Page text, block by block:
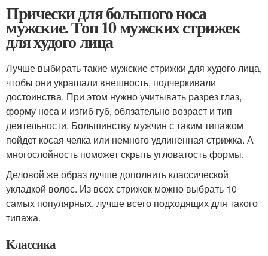
Прически для большого носа
мужские. Топ 10 мужских стрижек
для худого лица
Лучше выбирать такие мужские стрижки для худого лица,
чтобы они украшали внешность, подчеркивали
достоинства. При этом нужно учитывать разрез глаз,
форму носа и изгиб губ, обязательно возраст и тип
деятельности. Большинству мужчин с таким типажом
пойдет косая челка или немного удлиненная стрижка. А
многослойность поможет скрыть угловатость формы.
Деловой же образ лучше дополнить классической
укладкой волос. Из всех стрижек можно выбрать 10
самых популярных, лучше всего подходящих для такого
типажа.
Классика